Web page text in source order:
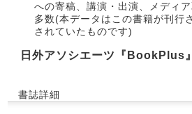
への寄稿、講演・出演、メディ
多数(本データはこの書籍が刊行
されていたものです)
日外アソシエーツ『BookPlus
書誌詳細